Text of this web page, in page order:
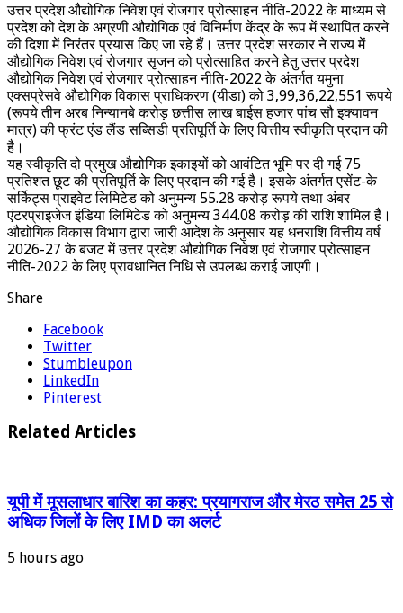
उत्तर प्रदेश औद्योगिक निवेश एवं रोजगार प्रोत्साहन नीति-2022 के माध्यम से
प्रदेश को देश के अग्रणी औद्योगिक एवं विनिर्माण केंद्र के रूप में स्थापित करने
की दिशा में निरंतर प्रयास किए जा रहे हैं। उत्तर प्रदेश सरकार ने राज्य में
औद्योगिक निवेश एवं रोजगार सृजन को प्रोत्साहित करने हेतु उत्तर प्रदेश
औद्योगिक निवेश एवं रोजगार प्रोत्साहन नीति-2022 के अंतर्गत यमुना
एक्सप्रेसवे औद्योगिक विकास प्राधिकरण (यीडा) को 3,99,36,22,551 रूपये
(रूपये तीन अरब निन्यानबे करोड़ छत्तीस लाख बाईस हजार पांच सौ इक्यावन
मात्र) की फ्रंट एंड लैंड सब्सिडी प्रतिपूर्ति के लिए वित्तीय स्वीकृति प्रदान की
है।
यह स्वीकृति दो प्रमुख औद्योगिक इकाइयों को आवंटित भूमि पर दी गई 75
प्रतिशत छूट की प्रतिपूर्ति के लिए प्रदान की गई है। इसके अंतर्गत एसेंट-के
सर्किट्स प्राइवेट लिमिटेड को अनुमन्य 55.28 करोड़ रूपये तथा अंबर
एंटरप्राइजेज इंडिया लिमिटेड को अनुमन्य 344.08 करोड़ की राशि शामिल है।
औद्योगिक विकास विभाग द्वारा जारी आदेश के अनुसार यह धनराशि वित्तीय वर्ष
2026-27 के बजट में उत्तर प्रदेश औद्योगिक निवेश एवं रोजगार प्रोत्साहन
नीति-2022 के लिए प्रावधानित निधि से उपलब्ध कराई जाएगी।
Share
Facebook
Twitter
Stumbleupon
LinkedIn
Pinterest
Related Articles
यूपी में मूसलाधार बारिश का कहर: प्रयागराज और मेरठ समेत 25 से
अधिक जिलों के लिए IMD का अलर्ट
5 hours ago